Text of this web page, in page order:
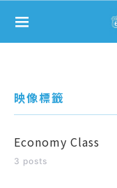
Search for:
映像標籤
Economy Class
3 posts